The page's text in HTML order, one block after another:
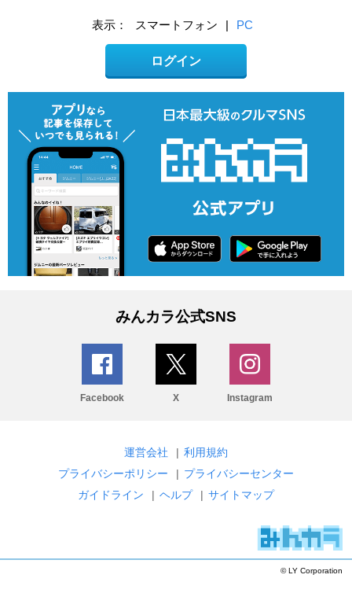
表示： スマートフォン | PC
ログイン
みんカラ公式SNS
Facebook X Instagram
運営会社 | 利用規約
プライバシーポリシー
| プライバシーセンター
ガイドライン
| ヘルプ | サイトマップ
© LY Corporation